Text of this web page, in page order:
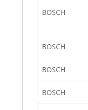
BOSCH
BOSCH
BOSCH
BOSCH